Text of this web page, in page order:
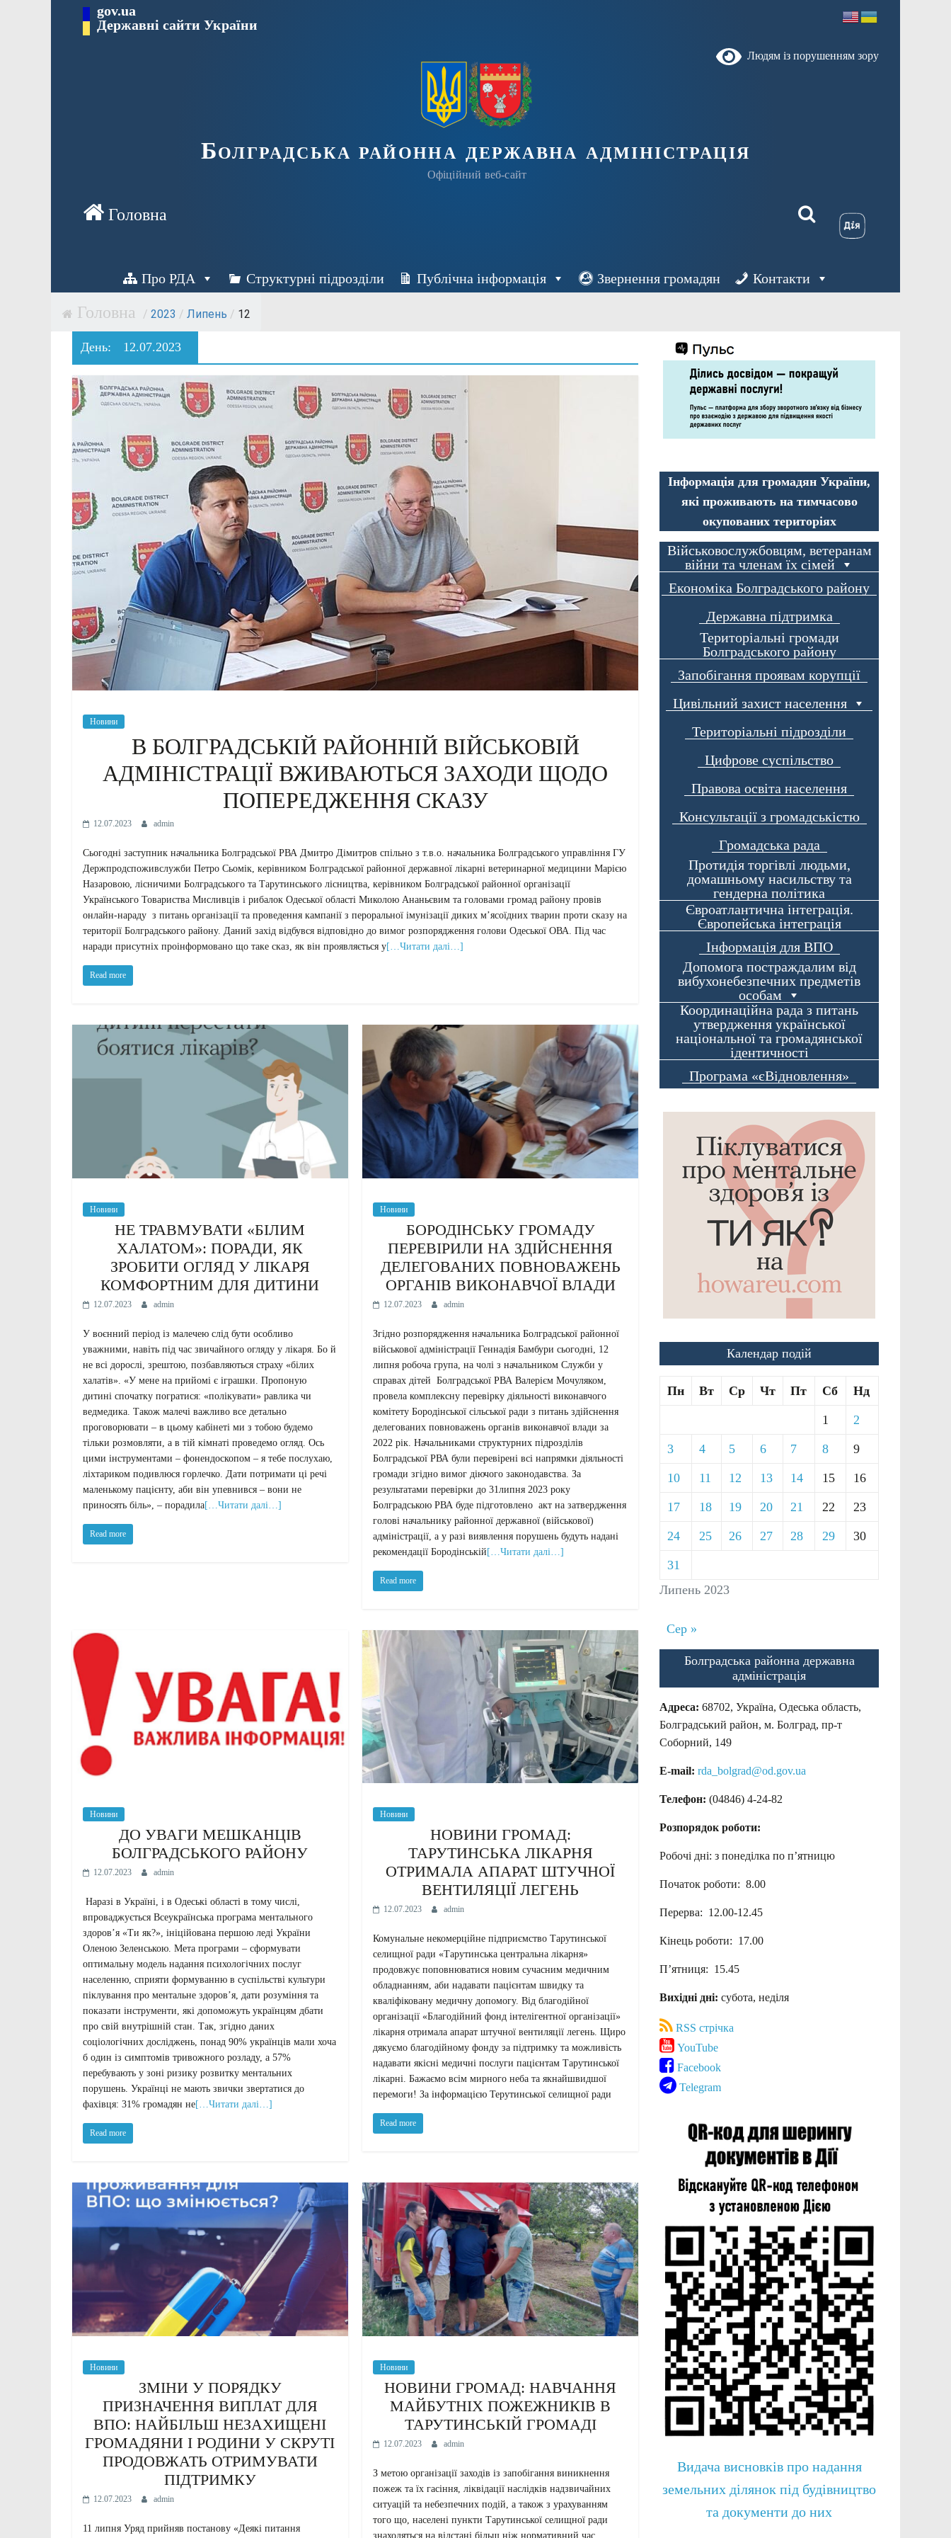
Перейти gov.ua
Державні сайти України
Людям із порушенням зору
Болградська районна державна адміністрація
Офіційний веб-сайт
Про РДА Структурні підрозділи Публічна інформація Звернення громадян Контакти
/ 2023 / Липень / 12
День: 12.07.2023
Новини
В БОЛГРАДСЬКІЙ РАЙОННІЙ ВІЙСЬКОВІЙ
АДМІНІСТРАЦІЇ ВЖИВАЮТЬСЯ ЗАХОДИ ЩОДО
ПОПЕРЕДЖЕННЯ СКАЗУ
12.07.2023 admin
Сьогодні заступник начальника Болградської РВА Дмитро Дімитров спільно з т.в.о. начальника Болградського управління ГУ
Держпродспоживслужби Петро Сьомік, керівником Болградської районної державної лікарні ветеринарної медицини Марією
Назаровою, лісничими Болградського та Тарутинського лісництва, керівником Болградської районної організації
Українського Товариства Мисливців і рибалок Одеської області Миколою Ананьєвим та головами громад району провів
онлайн-нараду з питань організації та проведення кампанії з пероральної імунізації диких м’ясоїдних тварин проти сказу на
території Болградського району. Даний захід відбувся відповідно до вимог розпорядження голови Одеської ОВА. Під час
наради присутніх проінформовано що таке сказ, як він проявляється у[…Читати далі…]
Read more
Новини
НЕ ТРАВМУВАТИ «БІЛИМ
ХАЛАТОМ»: ПОРАДИ, ЯК
ЗРОБИТИ ОГЛЯД У ЛІКАРЯ
КОМФОРТНИМ ДЛЯ ДИТИНИ
12.07.2023 admin
У воєнний період із малечею слід бути особливо
уважними, навіть під час звичайного огляду у лікаря. Бо й
не всі дорослі, зрештою, позбавляються страху «білих
халатів». «У мене на прийомі є іграшки. Пропоную
дитині спочатку погратися: «полікувати» равлика чи
ведмедика. Також малечі важливо все детально
проговорювати – в цьому кабінеті ми з тобою будемо
тільки розмовляти, а в тій кімнаті проведемо огляд. Ось
цими інструментами – фонендоскопом – я тебе послухаю,
ліхтариком подивлюся горлечко. Дати потримати ці речі
маленькому пацієнту, аби він упевнився – вони не
приносять біль», – порадила[…Читати далі…]
Read more
Новини
БОРОДІНСЬКУ ГРОМАДУ
ПЕРЕВІРИЛИ НА ЗДІЙСНЕННЯ
ДЕЛЕГОВАНИХ ПОВНОВАЖЕНЬ
ОРГАНІВ ВИКОНАВЧОЇ ВЛАДИ
12.07.2023 admin
Згідно розпорядження начальника Болградської районної
військової адміністрації Геннадія Бамбури сьогодні, 12
липня робоча група, на чолі з начальником Служби у
справах дітей Болградської РВА Валерієм Мочуляком,
провела комплексну перевірку діяльності виконавчого
комітету Бородінської сільської ради з питань здійснення
делегованих повноважень органів виконавчої влади за
2022 рік. Начальниками структурних підрозділів
Болградської РВА були перевірені всі напрямки діяльності
громади згідно вимог діючого законодавства. За
результатами перевірки до 31липня 2023 року
Болградською РВА буде підготовлено акт на затвердження
голові начальнику районної державної (військової)
адміністрації, а у разі виявлення порушень будуть надані
рекомендації Бородінській[…Читати далі…]
Read more
Новини
ДО УВАГИ МЕШКАНЦІВ
БОЛГРАДСЬКОГО РАЙОНУ
12.07.2023 admin
Наразі в Україні, і в Одеські області в тому числі,
впроваджується Всеукраїнська програма ментального
здоров’я «Ти як?», ініційована першою леді України
Оленою Зеленською. Мета програми – сформувати
оптимальну модель надання психологічних послуг
населенню, сприяти формуванню в суспільстві культури
піклування про ментальне здоров’я, дати розуміння та
показати інструменти, які допоможуть українцям дбати
про свій внутрішній стан. Так, згідно даних
соціологічних досліджень, понад 90% українців мали хоча
б один із симптомів тривожного розладу, а 57%
перебувають у зоні ризику розвитку ментальних
порушень. Українці не мають звички звертатися до
фахівця: 31% громадян не[…Читати далі…]
Read more
Новини
НОВИНИ ГРОМАД:
ТАРУТИНСЬКА ЛІКАРНЯ
ОТРИМАЛА АПАРАТ ШТУЧНОЇ
ВЕНТИЛЯЦІЇ ЛЕГЕНЬ
12.07.2023 admin
Комунальне некомерційне підприємство Тарутинської
селищної ради «Тарутинська центральна лікарня»
продовжує поповнюватися новим сучасним медичним
обладнанням, аби надавати пацієнтам швидку та
кваліфіковану медичну допомогу. Від благодійної
організації «Благодійний фонд інтелігентної організації»
лікарня отримала апарат штучної вентиляції легень. Щиро
дякуємо благодійному фонду за підтримку та можливість
надавати якісні медичні послуги пацієнтам Тарутинської
лікарні. Бажаємо всім мирного неба та якнайшвидшої
перемоги! За інформацією Терутинської селищної ради
Read more
Новини
ЗМІНИ У ПОРЯДКУ
ПРИЗНАЧЕННЯ ВИПЛАТ ДЛЯ
ВПО: НАЙБІЛЬШ НЕЗАХИЩЕНІ
ГРОМАДЯНИ І РОДИНИ У СКРУТІ
ПРОДОВЖАТЬ ОТРИМУВАТИ
ПІДТРИМКУ
12.07.2023 admin
11 липня Уряд прийняв постанову «Деякі питання
Новини
НОВИНИ ГРОМАД: НАВЧАННЯ
МАЙБУТНІХ ПОЖЕЖНИКІВ В
ТАРУТИНСЬКІЙ ГРОМАДІ
12.07.2023 admin
З метою організації заходів із запобігання виникнення
пожеж та їх гасіння, ліквідації наслідків надзвичайних
ситуацій та небезпечних подій, а також з урахуванням
того що, населені пункти Тарутинської селищної ради
знаходяться на відстані більш ніж нормативний час
Інформація для громадян України,
які проживають на тимчасово
окупованих територіях
Військовослужбовцям, ветеранам
війни та членам їх сімей
Економіка Болградського району
Державна підтримка
Територіальні громади
Болградського району
Запобігання проявам корупції
Цивільний захист населення
Територіальні підрозділи
Цифрове суспільство
Правова освіта населення
Консультації з громадськістю
Громадська рада
Протидія торгівлі людьми,
домашньому насильству та
гендерна політика
Євроатлантична інтеграція.
Європейська інтеграція
Інформація для ВПО
Допомога постраждалим від
вибухонебезпечних предметів
особам
Координаційна рада з питань
утвердження української
національної та громадянської
ідентичності
Програма «єВідновлення»
Календар подій
Липень 2023
Пн Вт Ср Чт Пт Сб Нд
1 2
3 4 5 6 7 8 9
10 11 12 13 14 15 16
17 18 19 20 21 22 23
24 25 26 27 28 29 30
31
Сер »
Болградська районна державна
адміністрація
Адреса: 68702, Україна, Одеська область,
Болградський район, м. Болград, пр-т
Соборний, 149
E-mail: rda_bolgrad@od.gov.ua
Телефон: (04846) 4-24-82
Розпорядок роботи:
Робочі дні: з понеділка по п’ятницю
Початок роботи: 8.00
Перерва: 12.00-12.45
Кінець роботи: 17.00
П’ятниця: 15.45
Вихідні дні: субота, неділя
RSS стрічка
YouTube
Facebook
Telegram
Видача висновків про надання
земельних ділянок під будівництво
та документи до них